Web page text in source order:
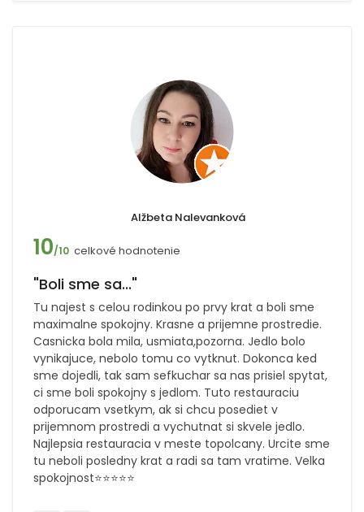
Alžbeta Nalevanková
10/10 celkové hodnotenie
"Boli sme sa..."
Tu najest s celou rodinkou po prvy krat a boli sme
maximalne spokojny. Krasne a prijemne prostredie.
Casnicka bola mila, usmiata,pozorna. Jedlo bolo
vynikajuce, nebolo tomu co vytknut. Dokonca ked
sme dojedli, tak sam sefkuchar sa nas prisiel spytat,
ci sme boli spokojny s jedlom. Tuto restauraciu
odporucam vsetkym, ak si chcu posediet v
prijemnom prostredi a vychutnat si skvele jedlo.
Najlepsia restauracia v meste topolcany. Urcite sme
tu neboli posledny krat a radi sa tam vratime. Velka
spokojnost⭐⭐⭐⭐⭐